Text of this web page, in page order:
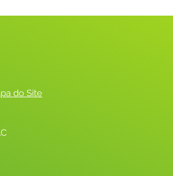
do Site